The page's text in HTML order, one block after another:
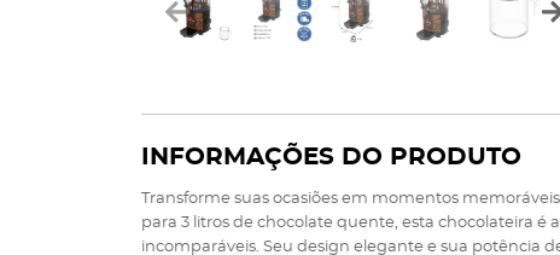
INFORMAÇÕES DO PRODUTO
Transforme suas ocasiões em momentos
para 3 litros de chocolate quente, esta chocolateira
incomparáveis. Seu design elegante e sua potência